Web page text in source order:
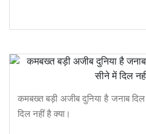
कमबख्त बड़ी अजीब दुनिया है जनाब
दिल नहीं है क्या।